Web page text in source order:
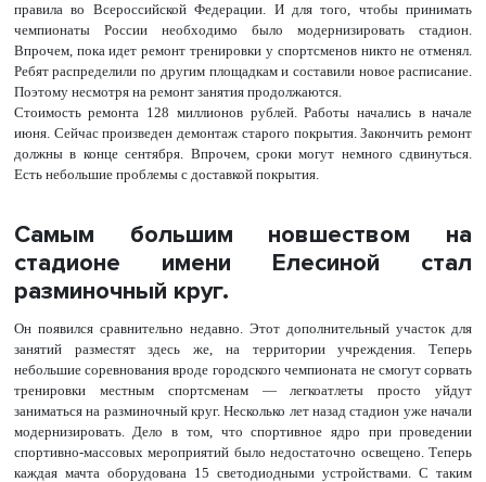
правила во Всероссийской Федерации. И для того, чтобы принимать
чемпионаты России необходимо было модернизировать стадион.
Впрочем, пока идет ремонт тренировки у спортсменов никто не отменял.
Ребят распределили по другим площадкам и составили новое расписание.
Поэтому несмотря на ремонт занятия продолжаются.
Стоимость ремонта 128 миллионов рублей. Работы начались в начале
июня. Сейчас произведен демонтаж старого покрытия. Закончить ремонт
должны в конце сентября. Впрочем, сроки могут немного сдвинуться.
Есть небольшие проблемы с доставкой покрытия.
Самым большим новшеством на
стадионе имени Елесиной стал
разминочный круг.
Он появился сравнительно недавно. Этот дополнительный участок для
занятий разместят здесь же, на территории учреждения. Теперь
небольшие соревнования вроде городского чемпионата не смогут сорвать
тренировки местным спортсменам — легкоатлеты просто уйдут
заниматься на разминочный круг. Несколько лет назад стадион уже начали
модернизировать. Дело в том, что спортивное ядро при проведении
спортивно-массовых мероприятий было недостаточно освещено. Теперь
каждая мачта оборудована 15 светодиодными устройствами. С таким